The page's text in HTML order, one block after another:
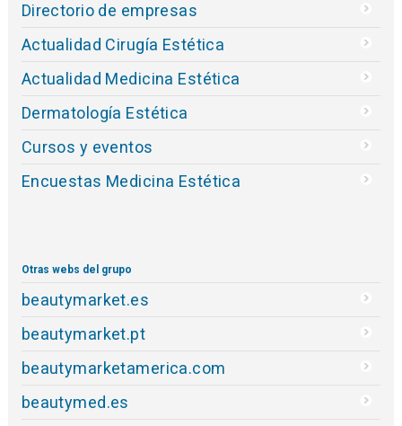
Directorio de empresas
Actualidad Cirugía Estética
Actualidad Medicina Estética
Dermatología Estética
Cursos y eventos
Encuestas Medicina Estética
Otras webs del grupo
beautymarket.es
beautymarket.pt
beautymarketamerica.com
beautymed.es